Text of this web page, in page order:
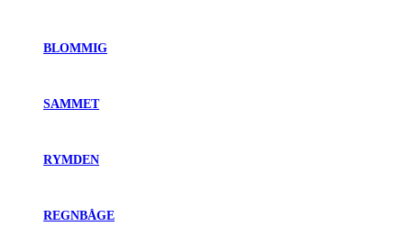
BLOMMIG
SAMMET
RYMDEN
REGNBÅGE